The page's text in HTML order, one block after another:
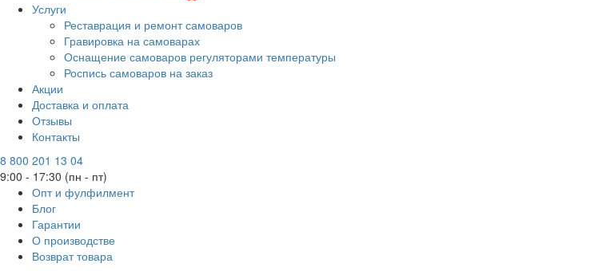
Услуги
Реставрация и ремонт самоваров
Гравировка на самоварах
Оснащение самоваров регуляторами температуры
Роспись самоваров на заказ
Акции
Доставка и оплата
Отзывы
Контакты
8 800 201 13 04
9:00 - 17:30 (пн - пт)
Опт и фулфилмент
Блог
Гарантии
О производстве
Возврат товара